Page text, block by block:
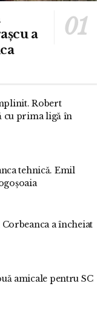
a
Robert
cu prima ligă în
tehnică. Emil
a încheiat
amicale pentru SC